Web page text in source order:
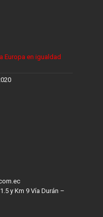
Europa en igualdad
y Km 9 Vía Durán –